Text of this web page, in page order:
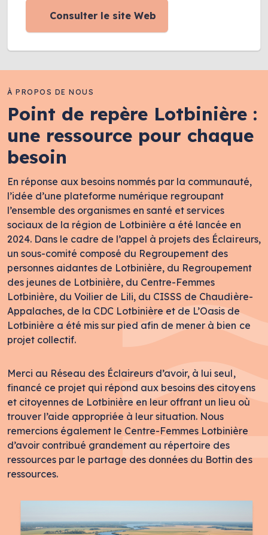
Consulter le site Web
À PROPOS DE NOUS
Point de repère Lotbinière :
une ressource pour chaque
besoin
En réponse aux besoins nommés par la communauté,
l’idée d’une plateforme numérique regroupant
l’ensemble des organismes en santé et services
sociaux de la région de Lotbinière a été lancée en
2024. Dans le cadre de l’appel à projets des Éclaireurs,
un sous-comité composé du Regroupement des
personnes aidantes de Lotbinière, du Regroupement
des jeunes de Lotbinière, du Centre-Femmes
Lotbinière, du Voilier de Lili, du CISSS de Chaudière-
Appalaches, de la CDC Lotbinière et de L’Oasis de
Lotbinière a été mis sur pied afin de mener à bien ce
projet collectif.
Merci au Réseau des Éclaireurs d’avoir, à lui seul,
financé ce projet qui répond aux besoins des citoyens
et citoyennes de Lotbinière en leur offrant un lieu où
trouver l’aide appropriée à leur situation. Nous
remercions également le Centre-Femmes Lotbinière
d’avoir contribué grandement au répertoire des
ressources par le partage des données du Bottin des
ressources.